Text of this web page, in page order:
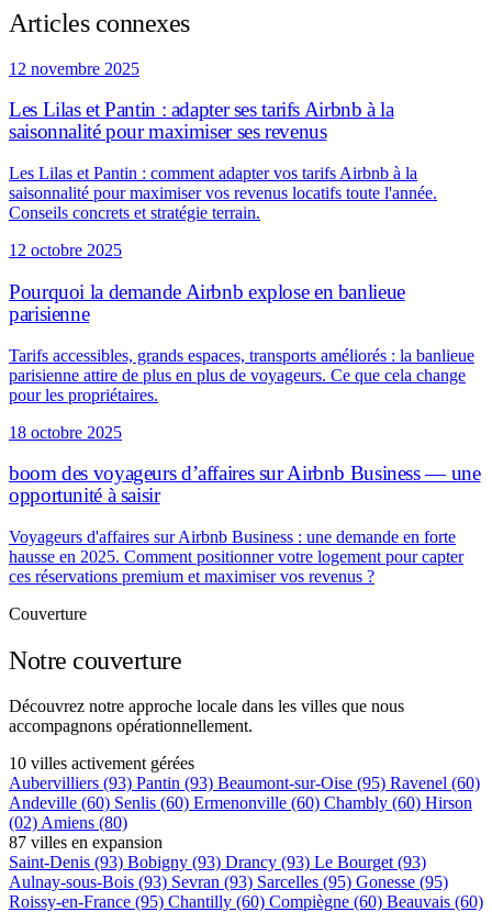
Articles connexes
12 novembre 2025
Les Lilas et Pantin : adapter ses tarifs Airbnb à la
saisonnalité pour maximiser ses revenus
Les Lilas et Pantin : comment adapter vos tarifs Airbnb à la
saisonnalité pour maximiser vos revenus locatifs toute l'année.
Conseils concrets et stratégie terrain.
12 octobre 2025
Pourquoi la demande Airbnb explose en banlieue
parisienne
Tarifs accessibles, grands espaces, transports améliorés : la banlieue
parisienne attire de plus en plus de voyageurs. Ce que cela change
pour les propriétaires.
18 octobre 2025
boom des voyageurs d’affaires sur Airbnb Business — une
opportunité à saisir
Voyageurs d'affaires sur Airbnb Business : une demande en forte
hausse en 2025. Comment positionner votre logement pour capter
ces réservations premium et maximiser vos revenus ?
Couverture
Notre couverture
Découvrez notre approche locale dans les villes que nous
accompagnons opérationnellement.
10 villes activement gérées
Aubervilliers (93) Pantin (93) Beaumont-sur-Oise (95) Ravenel (60)
Andeville (60) Senlis (60) Ermenonville (60) Chambly (60) Hirson
(02) Amiens (80)
87 villes en expansion
Saint-Denis (93) Bobigny (93) Drancy (93) Le Bourget (93)
Aulnay-sous-Bois (93) Sevran (93) Sarcelles (95) Gonesse (95)
Roissy-en-France (95) Chantilly (60) Compiègne (60) Beauvais (60)